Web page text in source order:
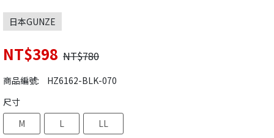
日本GUNZE
NT$398 NT$780
商品編號:
HZ6162-BLK-070
尺寸
M
L LL